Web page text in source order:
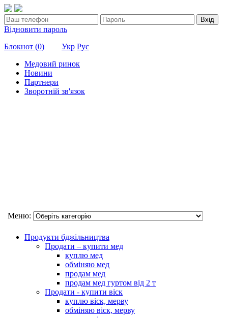
Вхід
Відновити пароль
Блокнот (0) Укр Рус
Медовий ринок
Новини
Партнери
Зворотній зв'язок
Меню:
Продукти бджільництва
Продати – купити мед
куплю мед
обміняю мед
продам мед
продам мед гуртом від 2 т
Продати - купити віск
куплю віск, мерву
обміняю віск, мерву